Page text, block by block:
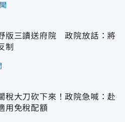
版三讀送府院 政院放話：將
制
稅大刀砍下來！政院急喊：赴
用免稅配額